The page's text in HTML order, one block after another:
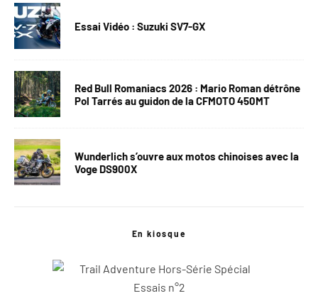
Essai Vidéo : Suzuki SV7-GX
Red Bull Romaniacs 2026 : Mario Roman détrône
Pol Tarrés au guidon de la CFMOTO 450MT
Wunderlich s’ouvre aux motos chinoises avec la
Voge DS900X
En kiosque